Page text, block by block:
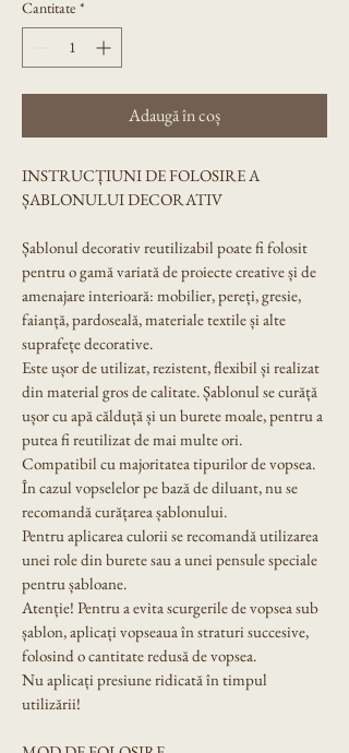
Cantitate *
Adaugă în coș
INSTRUCȚIUNI DE FOLOSIRE A
ȘABLONULUI DECORATIV
Șablonul decorativ reutilizabil poate fi folosit
pentru o gamă variată de proiecte creative și de
amenajare interioară: mobilier, pereți, gresie,
faianță, pardoseală, materiale textile și alte
suprafețe decorative.
Este ușor de utilizat, rezistent, flexibil și realizat
din material gros de calitate. Șablonul se curăță
ușor cu apă călduță și un burete moale, pentru a
putea fi reutilizat de mai multe ori.
Compatibil cu majoritatea tipurilor de vopsea.
În cazul vopselelor pe bază de diluant, nu se
recomandă curățarea șablonului.
Pentru aplicarea culorii se recomandă utilizarea
unei role din burete sau a unei pensule speciale
pentru șabloane.
Atenție! Pentru a evita scurgerile de vopsea sub
șablon, aplicați vopseaua în straturi succesive,
folosind o cantitate redusă de vopsea.
Nu aplicați presiune ridicată în timpul
utilizării!